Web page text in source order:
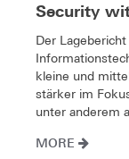
Security
Der
kleine und
stärker im
unter anderem
MORE